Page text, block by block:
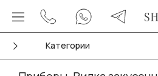
Категории